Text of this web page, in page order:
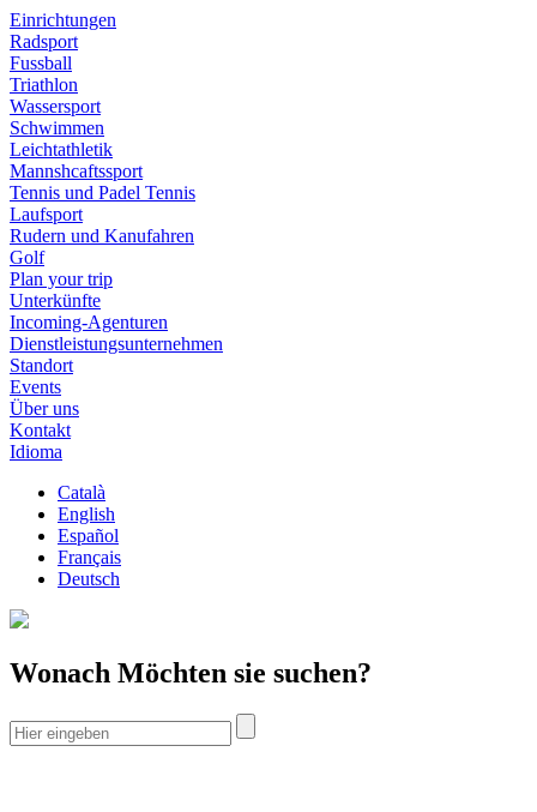
Einrichtungen
Radsport
Fussball
Triathlon
Wassersport
Schwimmen
Leichtathletik
Mannshcaftssport
Tennis und Padel Tennis
Laufsport
Rudern und Kanufahren
Golf
Plan your trip
Unterkünfte
Incoming-Agenturen
Dienstleistungsunternehmen
Standort
Events
Über uns
Kontakt
Idioma
Català
English
Español
Français
Deutsch
Wonach Möchten sie suchen?